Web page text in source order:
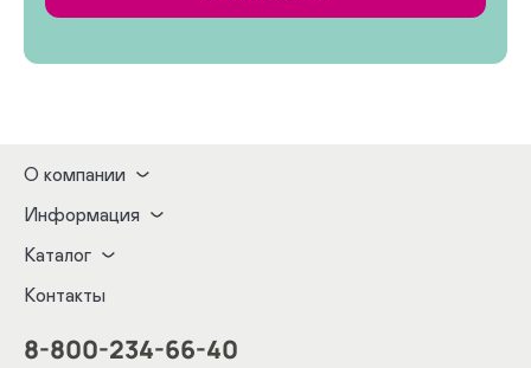
О компании
Информация
Каталог
Контакты
8-800-234-66-40